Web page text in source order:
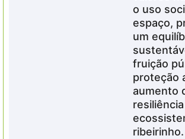
o uso
espaço,
um
fruição
proteção
aumento
ribeirinho.